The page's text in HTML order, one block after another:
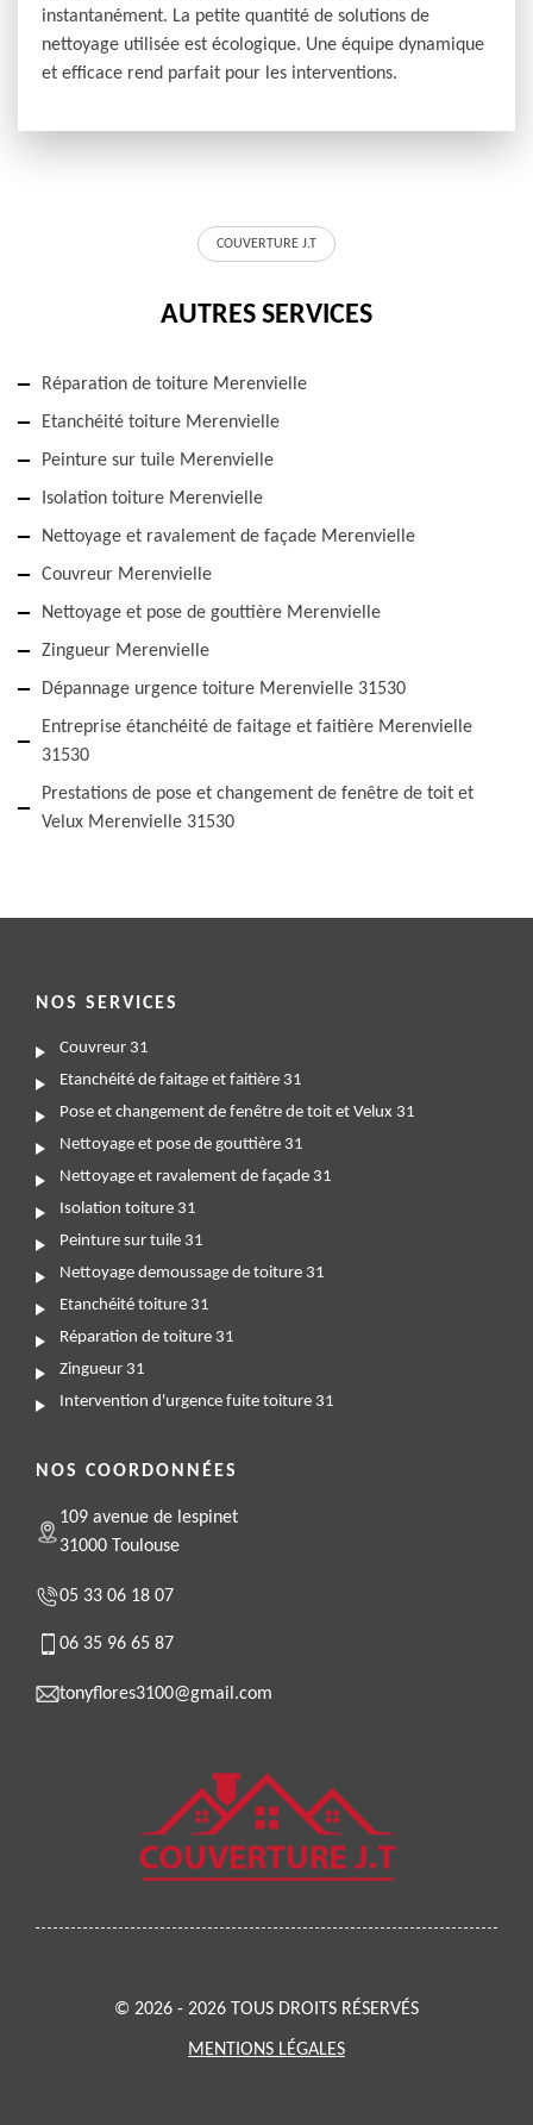
instantanément. La petite quantité de solutions de
nettoyage utilisée est écologique. Une équipe dynamique
et efficace rend parfait pour les interventions.
COUVERTURE J.T
AUTRES SERVICES
Réparation de toiture Merenvielle
Etanchéité toiture Merenvielle
Peinture sur tuile Merenvielle
Isolation toiture Merenvielle
Nettoyage et ravalement de façade Merenvielle
Couvreur Merenvielle
Nettoyage et pose de gouttière Merenvielle
Zingueur Merenvielle
Dépannage urgence toiture Merenvielle 31530
Entreprise étanchéité de faitage et faitière Merenvielle
31530
Prestations de pose et changement de fenêtre de toit et
Velux Merenvielle 31530
NOS SERVICES
Couvreur 31
Etanchéité de faitage et faitière 31
Pose et changement de fenêtre de toit et Velux 31
Nettoyage et pose de gouttière 31
Nettoyage et ravalement de façade 31
Isolation toiture 31
Peinture sur tuile 31
Nettoyage demoussage de toiture 31
Etanchéité toiture 31
Réparation de toiture 31
Zingueur 31
Intervention d'urgence fuite toiture 31
NOS COORDONNÉES
109 avenue de lespinet
31000 Toulouse
05 33 06 18 07
06 35 96 65 87
tonyflores3100@gmail.com
© 2026 - 2026 TOUS DROITS RÉSERVÉS
MENTIONS LÉGALES